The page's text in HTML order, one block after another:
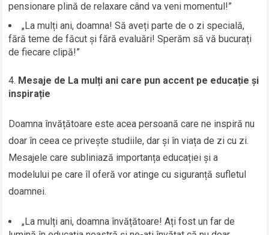
pensionare plină de relaxare când va veni momentul!”
„La mulți ani, doamna! Să aveți parte de o zi specială,
fără teme de făcut și fără evaluări! Sperăm să vă bucurați
de fiecare clipă!”
Mesaje de La mulți ani care pun accent pe educație și
inspirație
Doamna învățătoare este acea persoană care ne inspiră nu
doar în ceea ce privește studiile, dar și în viața de zi cu zi.
Mesajele care subliniază importanța educației și a
modelului pe care îl oferă vor atinge cu siguranță sufletul
doamnei.
„La mulți ani, doamna învățătoare! Ați fost un far de